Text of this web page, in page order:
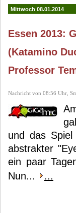
Mittwoch 08.01.2014
Essen 2013:
(Katamino
Professor
Nachricht von 08:56 Uhr,
und das
abstrakter
ein paar
Nun...
...